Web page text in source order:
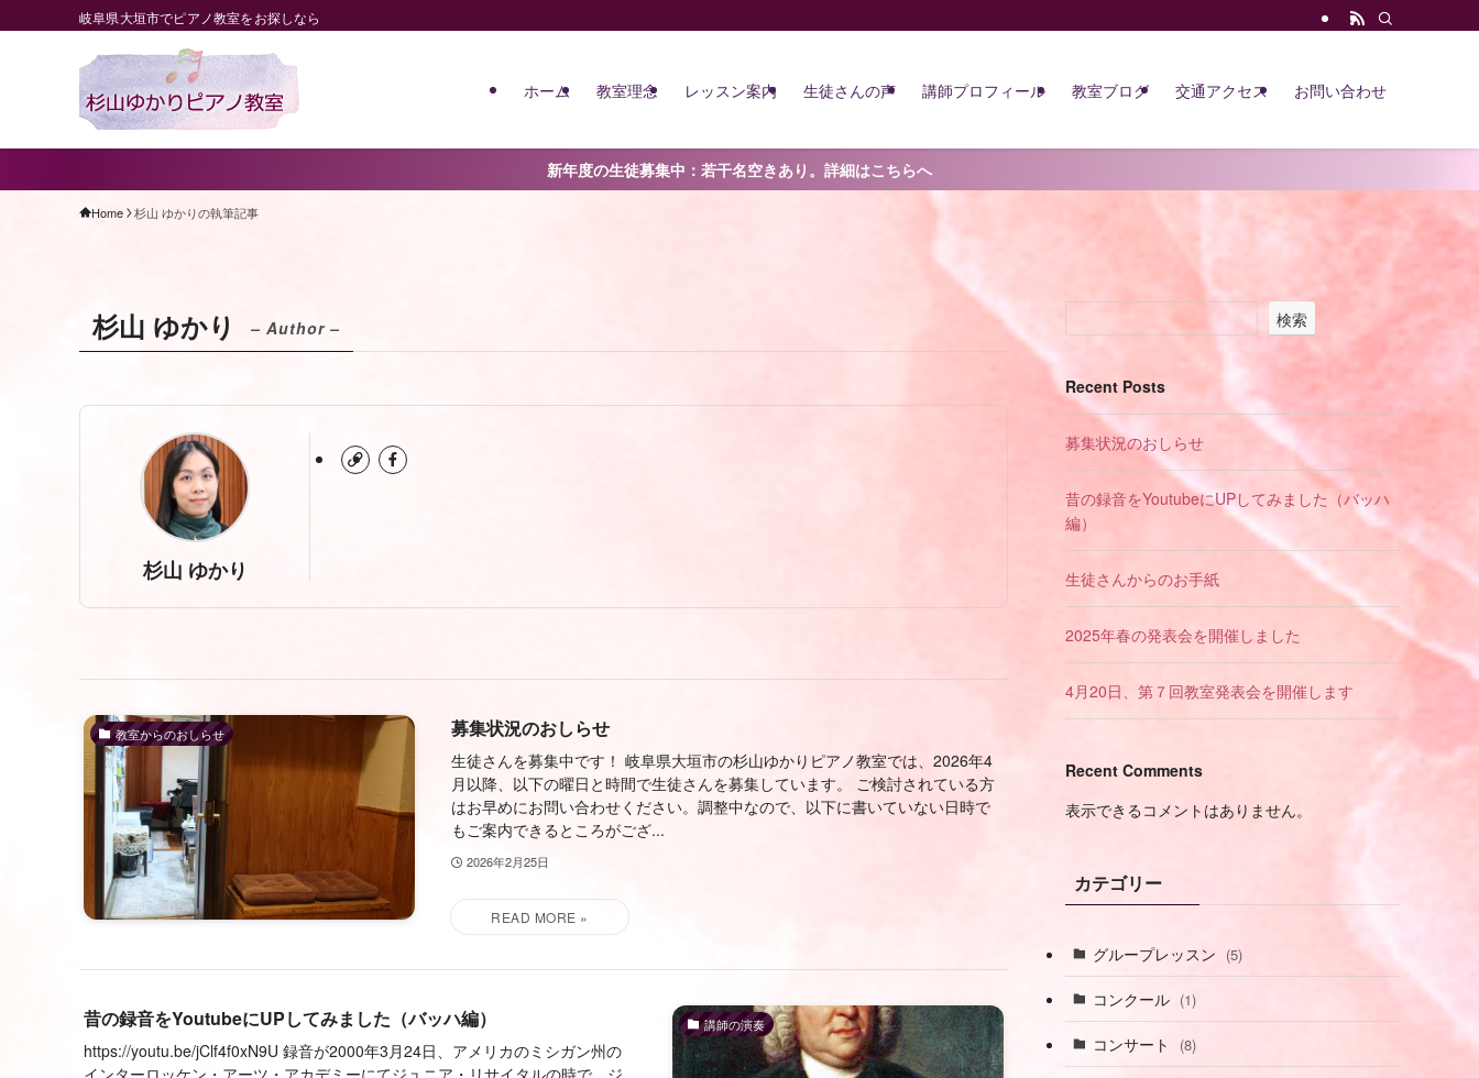
岐阜県大垣市でピアノ教室をお探しなら
ホーム 教室理念 レッスン案内 生徒さんの声 講師プロフィール 教室ブログ 交通アクセス お問い合わせ
新年度の生徒募集中：若干名空きあり。詳細はこちらへ
Home 杉山 ゆかりの執筆記事
杉山 ゆかり – Author –
杉山 ゆかり
教室からのおしらせ 募集状況のおしらせ
生徒さんを募集中です！ 岐阜県大垣市の杉山ゆかりピアノ教室では、2026年4
月以降、以下の曜日と時間で生徒さんを募集しています。 ご検討されている方
はお早めにお問い合わせください。調整中なので、以下に書いていない日時で
もご案内できるところがござ...
2026年2月25日
講師の演奏
昔の録音をYoutubeにUPしてみました（バッハ編）
https://youtu.be/jClf4f0xN9U 録音が2000年3月24日、アメリカのミシガン州の
検索
Recent Posts
募集状況のおしらせ
昔の録音をYoutubeにUPしてみました（バッハ
編）
生徒さんからのお手紙
2025年春の発表会を開催しました
4月20日、第７回教室発表会を開催します
Recent Comments
表示できるコメントはありません。
カテゴリー
グループレッスン (5)
コンクール (1)
コンサート (8)